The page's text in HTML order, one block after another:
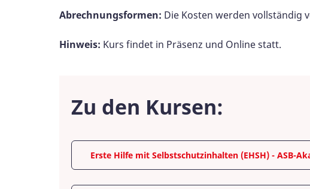
Abrechnungsformen: Die Kosten werden vollständig
Hinweis: Kurs findet in Präsenz und Online statt.
Zu den Kursen:
Erste Hilfe mit Selbstschutzinhalten (EHSH) - ASB-